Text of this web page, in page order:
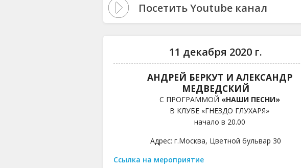
Посетить Youtube канал
11 декабря 2020 г.
АНДРЕЙ БЕРКУТ И АЛЕКСАНДР
МЕДВЕДСКИЙ
С ПРОГРАММОЙ «НАШИ ПЕСНИ»
В КЛУБЕ «ГНЕЗДО ГЛУХАРЯ»
начало в 20.00
Адрес: г.Москва, Цветной бульвар 30
Ссылка на мероприятие